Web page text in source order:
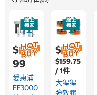
$10,9
99
愛惠浦
EF3000
$799
$159.75
/ 1件
大猩猩
強效膠